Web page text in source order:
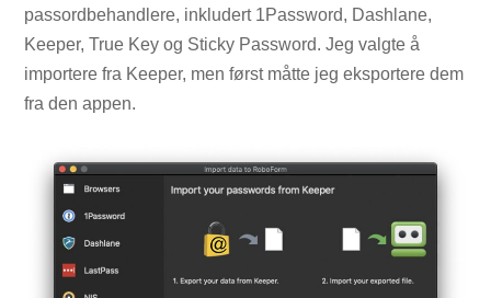
passordbehandlere, inkludert 1Password, Dashlane,
Keeper, True Key og Sticky Password. Jeg valgte å
importere fra Keeper, men først måtte jeg eksportere dem
fra den appen.